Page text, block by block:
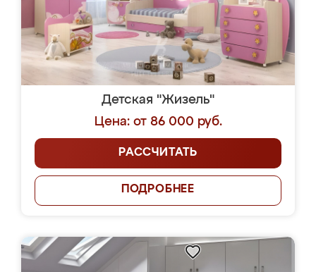
Детская "Жизель"
Цена: от 86 000 руб.
РАССЧИТАТЬ
ПОДРОБНЕЕ